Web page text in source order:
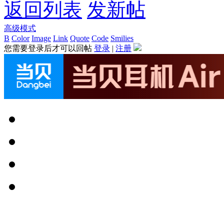
返回列表 发新帖
高级模式
B Color Image Link Quote Code Smilies
您需要登录后才可以回帖 登录 | 注册